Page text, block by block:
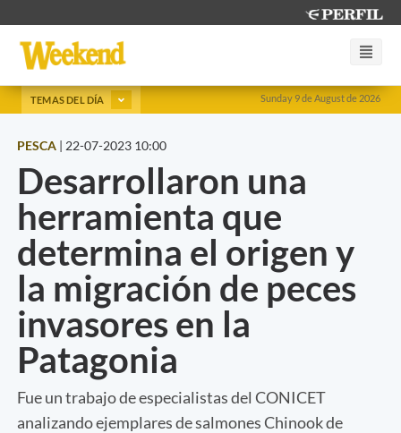
Sunday 9 de August de 2026
TEMAS DEL DÍA
PESCA | 22-07-2023 10:00
Desarrollaron una
herramienta que
determina el origen y
la migración de peces
invasores en la
Patagonia
Fue un trabajo de especialistas del CONICET
analizando ejemplares de salmones Chinook de